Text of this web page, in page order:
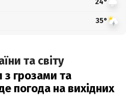
24°
35°
та світу
з грозами та
погода на вихідних